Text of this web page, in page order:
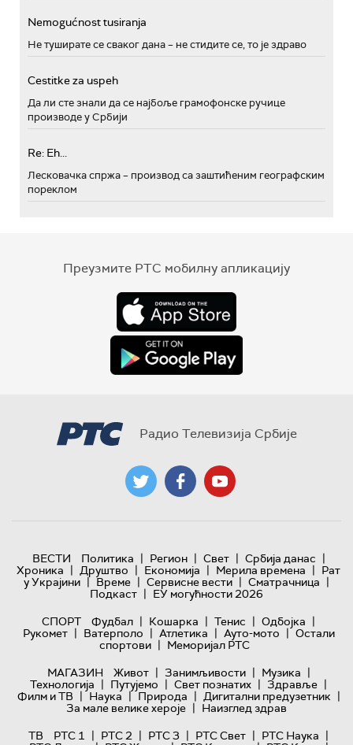
Nemogućnost tusiranja
Не туширате се сваког дана – не стидите се, то је здраво
Cestitke za uspeh
Да ли сте знали да се најбоље грамофонске ручице
производе у Србији
Re: Eh...
Лесковачка спржа – производ са заштићеним географским
пореклом
Преузмите РТС мобилну апликацију
Радио Телевизија Србије
ВЕСТИ Политика | Регион | Свет | Србија данас |
Хроника | Друштво | Економија | Мерила времена | Рат
у Украјини | Време | Сервисне вести | Сматрачница |
Подкаст | ЕУ могућности 2026
СПОРТ
Фудбал | Кошарка | Тенис | Одбојка |
Рукомет | Ватерполо | Атлетика | Ауто-мото | Остали
спортови | Меморијал РТС
МАГАЗИН
Живот | Занимљивости | Музика |
Технологијa | Путујемо | Свет познатих | Здравље |
Филм и ТВ | Наука | Природа | Дигитални предузетник |
За мале велике хероје | Наизглед здрав
ТВ
РТС 1 | РТС 2 | РТС 3 | РТС Свет | РТС Наука |